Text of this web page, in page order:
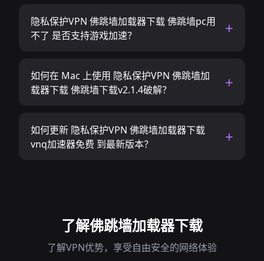
隐私保护VPN 佛跳墙加载器下载 佛跳墙pc用
不了 是否支持游戏加速？
如何在 Mac 上使用 隐私保护VPN 佛跳墙加
载器下载 佛跳墙下载v2.1.4破解？
如何更新 隐私保护VPN 佛跳墙加载器下载
vnq加速器免费 到最新版本？
了解佛跳墙加载器下载
了解VPN优势，享受自由安全的网络体验